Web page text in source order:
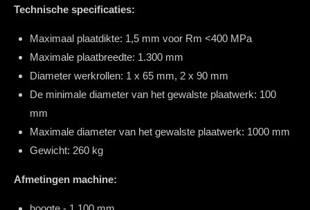
Technische specificaties:
Maximaal plaatdikte: 1,5 mm voor Rm <400 MPa
Maximale plaatbreedte: 1.300 mm
Diameter werkrollen: 1 x 65 mm, 2 x 90 mm
De minimale diameter van het gewalste plaatwerk: 100
mm
Maximale diameter van het gewalste plaatwerk: 1000 mm
Gewicht: 260 kg
Afmetingen machine: